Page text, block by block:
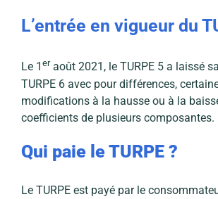
L’entrée en vigueur du
Le 1 eraoût 2021, le TURPE 5 a laissé
TURPE 6 avec pour différences,
modifications à la hausse ou à la
coefficients de plusieurs composantes.
Qui paie le TURPE ?
Le TURPE est payé par le